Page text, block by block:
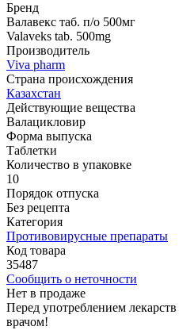
Бренд
Валавекс таб. п/о 500мг
Valaveks tab. 500mg
Производитель
Viva pharm
Страна происхождения
Казахстан
Действующие вещества
Валацикловир
Форма выпуска
Таблетки
Количество в упаковке
10
Порядок отпуска
Без рецепта
Категория
Противовирусные препараты
Код товара
35487
Сообщить о неточности
Нет в продаже
Перед употреблением
врачом!